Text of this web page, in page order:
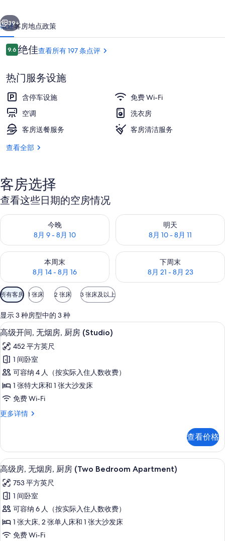
照
片
库
前台
个 下一个
39+
概述客房地点政策
点
评
9.69.6/10
绝佳查看所有 197 条点评
热门服务设施
含停车设施
免费 Wi-Fi
空调
洗衣房
客房送餐服务
客房清洁服务
查看全部
客房选择
查看这些日期的空房情况
今晚
8月 9 - 8月 10
查看今晚的空房情况：8月 9 - 8月 10
明天
8月 10 - 8月 11
查看明天的空房情况：8月 10 -
本周末
8月 14 - 8月 16
查看本周末的空房情况：8月 14 - 8月 16
下周末
8月 21 - 8月 23
查看下周末的空房情况：8月
可
用
的
客
房
筛
选
条
所有客房 1 张床 2 张床 3 张床及以上
显示 3 种房型中的 3 种
显
示
高
级
开
间,
烟
厨
房
(Studio)
的
所
有
照
片
高级开间, 无烟房, 厨房 (Studio) | 高
10
高级开间, 无烟房, 厨房 (Studio)
452 平方英尺
1 间卧室
可容纳 4 人（按实际入住人数收费）
1 张特大床和 1 张大沙发床
免费 Wi-Fi
更多详情
高
无
烟
房,
房
(Studio)
更
多
信
息
查看价格
显
示
高
级
房,
无
高级房, 无烟房, 厨房 (Two Bedroom
13
高级房, 无烟房, 厨房 (Two Bedroom Apartment)
753 平方英尺
1 间卧室
可容纳 6 人（按实际入住人数收费）
1 张大床, 2 张单人床和 1 张大沙发床
免费 Wi-Fi